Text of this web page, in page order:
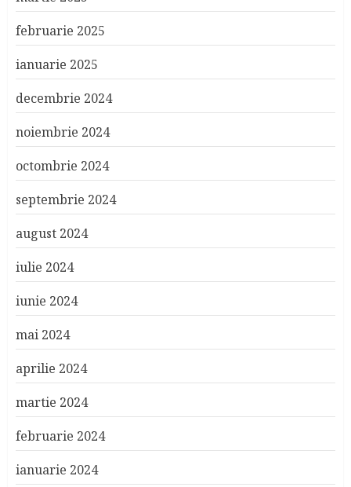
februarie 2025
ianuarie 2025
decembrie 2024
noiembrie 2024
octombrie 2024
septembrie 2024
august 2024
iulie 2024
iunie 2024
mai 2024
aprilie 2024
martie 2024
februarie 2024
ianuarie 2024